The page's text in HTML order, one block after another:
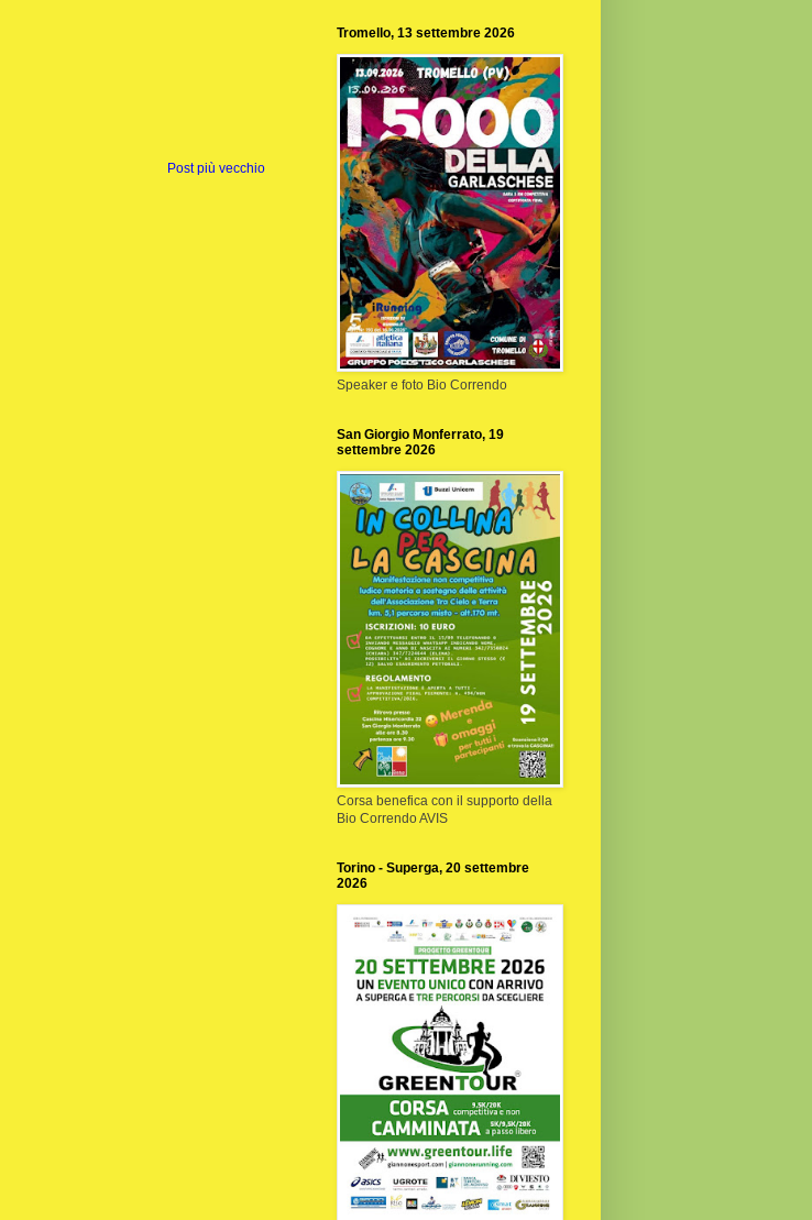
Post più vecchio
Tromello, 13 settembre 2026
Speaker e foto Bio Correndo
San Giorgio Monferrato, 19
settembre 2026
Corsa benefica con il supporto della
Bio Correndo AVIS
Torino - Superga, 20 settembre
2026